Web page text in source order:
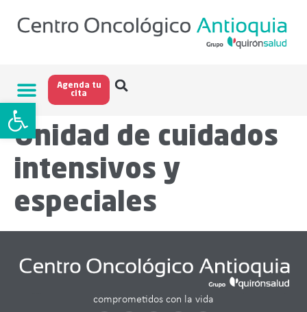
Abrir barra de herramientas
Agenda tu
cita
Unidad de cuidados
intensivos y
especiales
comprometidos con la vida